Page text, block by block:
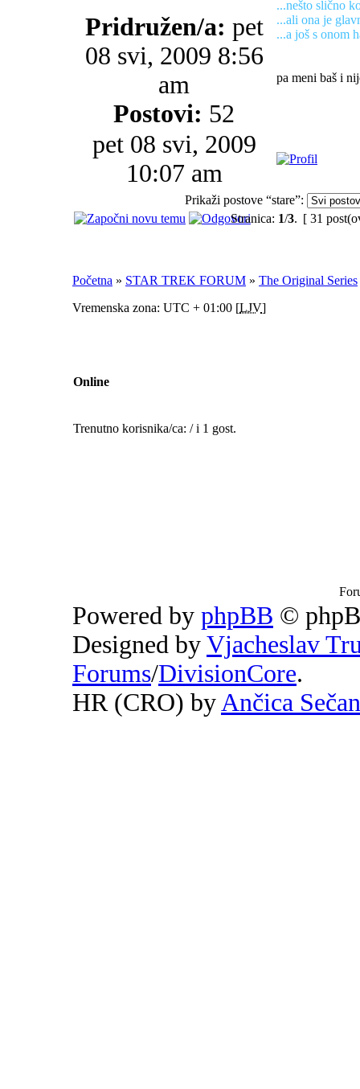
Pridružen/a: pet
08 svi, 2009 8:56
am
Postovi: 52
...nešto slično
...ali ona je
...a još s onom
pa meni baš i
pet 08 svi, 2009
10:07 am
Prikaži postove “stare”:
Stranica: 1/3. [ 31
Početna » STAR TREK FORUM » The Original Series
Vremenska zona: UTC + 01:00 [LJV]
Online
Trenutno korisnika/ca: / i 1 gost.
Powered by phpBB ©
Designed by Vjacheslav
Forums/DivisionCore.
HR (CRO) by Ančica Sečan